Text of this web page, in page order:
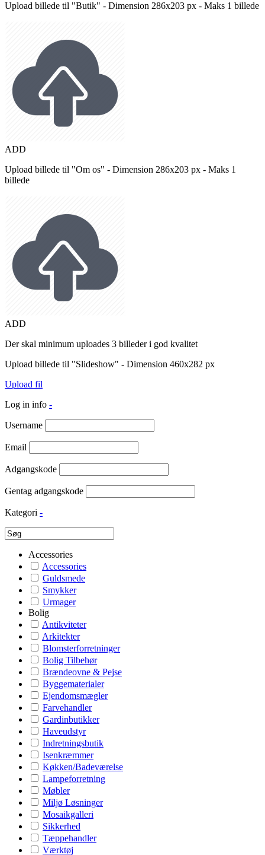
Upload billede til "Butik" - Dimension 286x203 px - Maks 1 billede
ADD
Upload billede til "Om os" - Dimension 286x203 px - Maks 1
billede
ADD
Der skal minimum uploades 3 billeder i god kvalitet
Upload billede til "Slideshow" - Dimension 460x282 px
Upload fil
Log in info -
Username
Email
Adgangskode
Gentag adgangskode
Kategori -
Accessories
Accessories
Guldsmede
Smykker
Urmager
Bolig
Antikviteter
Arkitekter
Blomsterforretninger
Bolig Tilbehør
Brændeovne & Pejse
Byggematerialer
Ejendomsmægler
Farvehandler
Gardinbutikker
Haveudstyr
Indretningsbutik
Isenkræmmer
Køkken/Badeværelse
Lampeforretning
Møbler
Miljø Løsninger
Mosaikgalleri
Sikkerhed
Tæppehandler
Værktøj